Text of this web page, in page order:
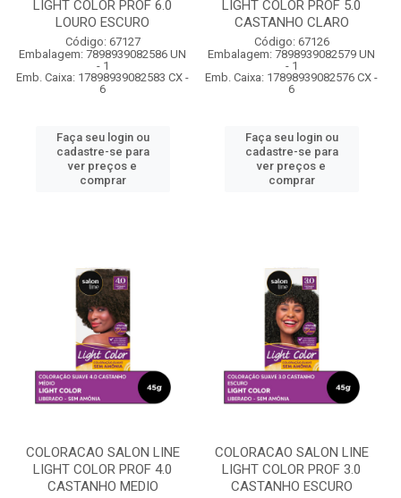
LIGHT COLOR PROF 6.0
LOURO ESCURO
Código: 67127
Embalagem: 7898939082586 UN
- 1
Emb. Caixa: 17898939082583 CX -
6
Faça seu login ou
cadastre-se para
ver preços e
comprar
LIGHT COLOR PROF 5.0
CASTANHO CLARO
Código: 67126
Embalagem: 7898939082579 UN
- 1
Emb. Caixa: 17898939082576 CX -
6
Faça seu login ou
cadastre-se para
ver preços e
comprar
COLORACAO SALON LINE
LIGHT COLOR PROF 4.0
CASTANHO MEDIO
COLORACAO SALON LINE
LIGHT COLOR PROF 3.0
CASTANHO ESCURO